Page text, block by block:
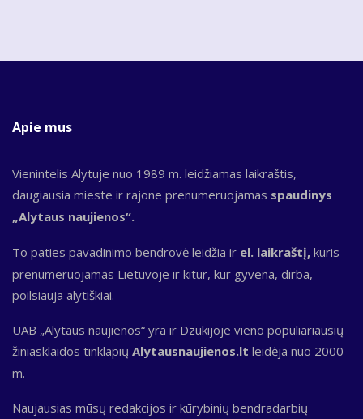
Apie mus
Vienintelis Alytuje nuo 1989 m. leidžiamas laikraštis,
daugiausia mieste ir rajone prenumeruojamas spaudinys
„Alytaus naujienos“.
To paties pavadinimo bendrovė leidžia ir el. laikraštį, kuris
prenumeruojamas Lietuvoje ir kitur, kur gyvena, dirba,
poilsiauja alytiškiai.
UAB „Alytaus naujienos“ yra ir Dzūkijoje vieno populiariausių
žiniasklaidos tinklapių Alytausnaujienos.lt leidėja nuo 2000
m.
Naujausias mūsų redakcijos ir kūrybinių bendradarbių